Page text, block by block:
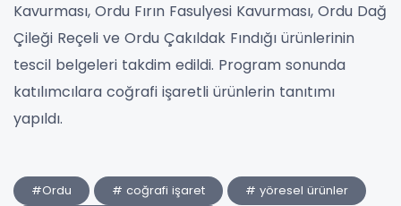
Kavurması, Ordu Fırın Fasulyesi Kavurması, Ordu Dağ
Çileği Reçeli ve Ordu Çakıldak Fındığı ürünlerinin
tescil belgeleri takdim edildi. Program sonunda
katılımcılara coğrafi işaretli ürünlerin tanıtımı
yapıldı.
#Ordu # coğrafi işaret # yöresel ürünler